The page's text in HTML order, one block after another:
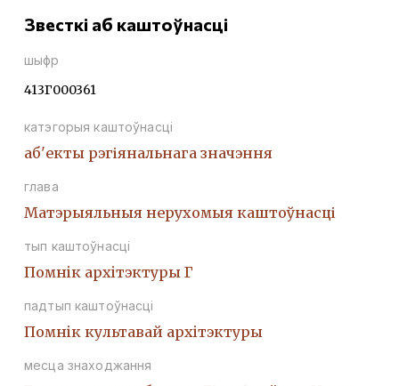
Звесткі аб каштоўнасці
шыфр
413Г000361
катэгорыя каштоўнасці
аб'екты рэгіянальнага значэння
глава
Матэрыяльныя нерухомыя каштоўнасці
тып каштоўнасці
Помнiк архiтэктуры Г
падтып каштоўнасці
Помнiк культавай архiтэктуры
месца знаходжання